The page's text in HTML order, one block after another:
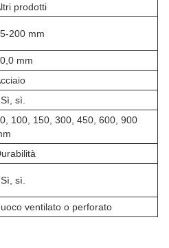
prodotti
200 mm
mm
sì.
100, 150, 300, 450, 600, 900
sì.
ventilato o perforato